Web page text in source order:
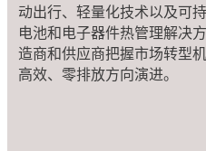
动出行、轻量化技术以及可
电池和电子器件热管理解决
造商和供应商把握市场转型
高效、零排放方向演进。